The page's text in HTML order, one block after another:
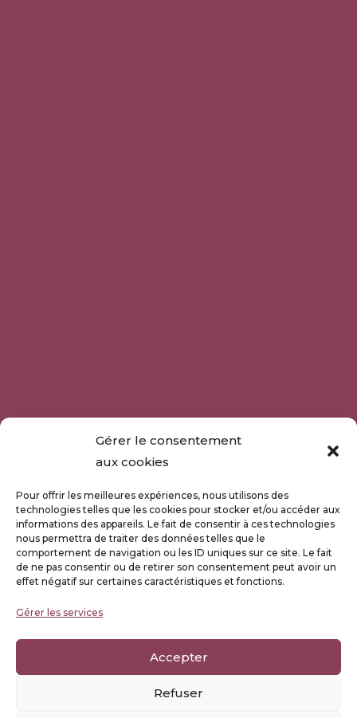
Gérer le consentement
aux cookies
Pour offrir les meilleures expériences, nous utilisons des
technologies telles que les cookies pour stocker et/ou accéder aux
informations des appareils. Le fait de consentir à ces technologies
nous permettra de traiter des données telles que le
comportement de navigation ou les ID uniques sur ce site. Le fait
de ne pas consentir ou de retirer son consentement peut avoir un
effet négatif sur certaines caractéristiques et fonctions.
Gérer les services
Accepter
Refuser